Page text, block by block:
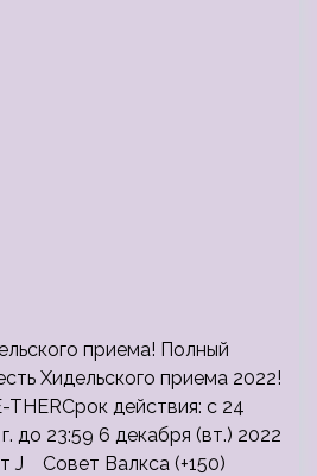
приема! Полный
Хидельского приема 2022!
THERСрок действия: с 24
до 23:59 6 декабря (вт.) 2022
Совет Валкса (+150)